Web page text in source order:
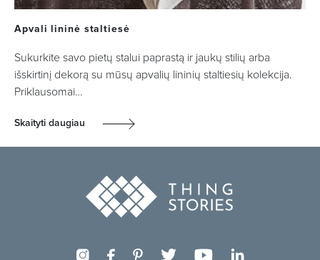
Apvali lininė staltiesė
Sukurkite savo pietų stalui paprastą ir jaukų stilių arba
išskirtinį dekorą su mūsų apvalių lininių staltiesių kolekcija.
Priklausomai…
Skaityti daugiau